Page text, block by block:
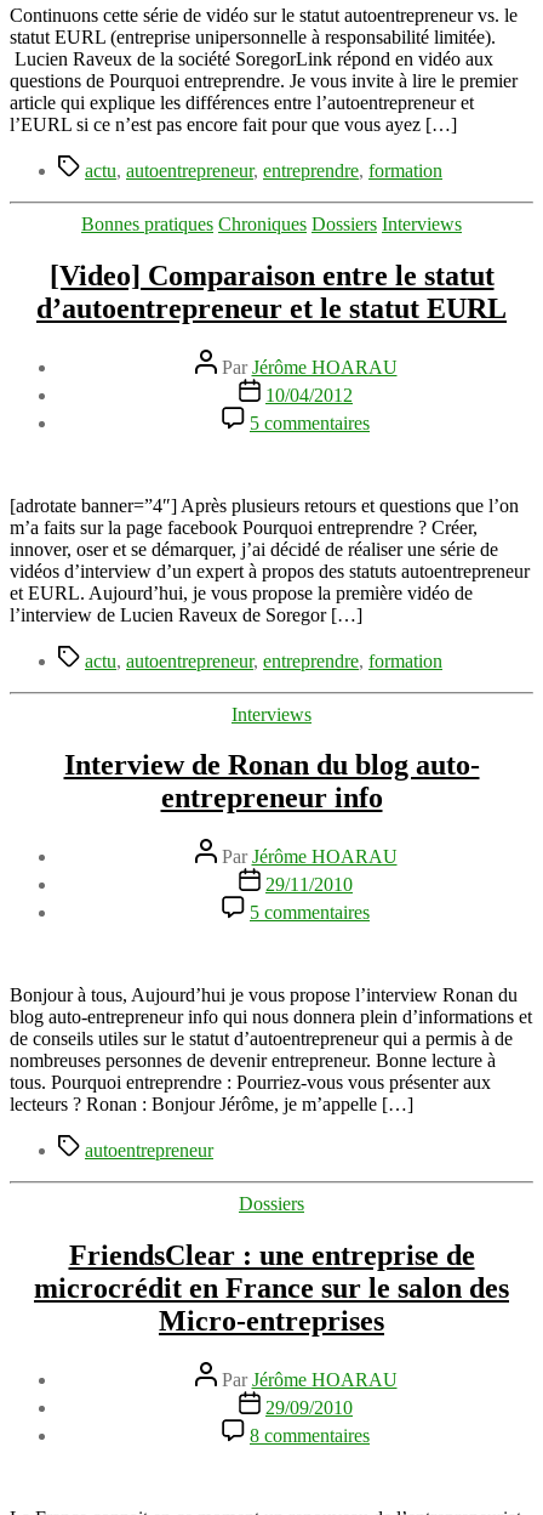
de
statut
d’autoentrepreneur
à
EURL
Continuons cette série de vidéo sur le statut autoentrepreneur vs. le
statut EURL (entreprise unipersonnelle à responsabilité limitée).
Lucien Raveux de la société SoregorLink répond en vidéo aux
questions de Pourquoi entreprendre. Je vous invite à lire le premier
article qui explique les différences entre l’autoentrepreneur et
l’EURL si ce n’est pas encore fait pour que vous ayez […]
Étiquettes
actu, autoentrepreneur, entreprendre, formation
Catégories
Bonnes pratiques Chroniques Dossiers Interviews
[Video] Comparaison entre le statut
d’autoentrepreneur et le statut EURL
Auteur
de
l’article
ParJérôme HOARAU
Date
de
l’article
10/04/2012
5 commentaires
[Video]
le
statut
d’autoentrepreneur
et
le
[adrotate banner=”4″] Après plusieurs retours et questions que l’on
m’a faits sur la page facebook Pourquoi entreprendre ? Créer,
innover, oser et se démarquer, j’ai décidé de réaliser une série de
vidéos d’interview d’un expert à propos des statuts autoentrepreneur
et EURL. Aujourd’hui, je vous propose la première vidéo de
l’interview de Lucien Raveux de Soregor […]
Étiquettes
actu, autoentrepreneur, entreprendre, formation
Catégories
Interviews
Interview de Ronan du blog auto-
entrepreneur info
Auteur
de
l’article
ParJérôme HOARAU
Date
de
l’article
29/11/2010
5 commentaires
Interview
du
blog
auto-
entrepreneur
info
Bonjour à tous, Aujourd’hui je vous propose l’interview Ronan du
blog auto-entrepreneur info qui nous donnera plein d’informations et
de conseils utiles sur le statut d’autoentrepreneur qui a permis à de
nombreuses personnes de devenir entrepreneur. Bonne lecture à
tous. Pourquoi entreprendre : Pourriez-vous vous présenter aux
lecteurs ? Ronan : Bonjour Jérôme, je m’appelle […]
Étiquettes
autoentrepreneur
Catégories
Dossiers
FriendsClear : une entreprise de
microcrédit en France sur le salon des
Micro-entreprises
Auteur
de
l’article
ParJérôme HOARAU
Date
de
l’article
29/09/2010
8 commentaires
FriendsClear